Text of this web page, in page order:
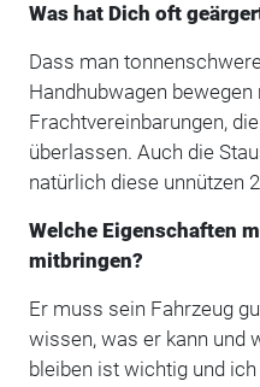
Was hat Dich oft
Dass man
Handhubwagen bewegen
Frachtvereinbarungen,
überlassen. Auch die
natürlich diese unnützen
Welche Eigenschaften
mitbringen?
Er muss sein Fahrzeug
wissen, was er kann und
bleiben ist wichtig und